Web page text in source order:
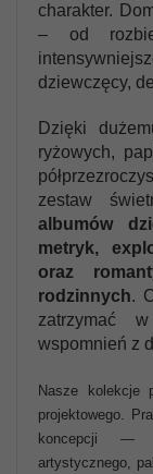
charakter.
– od
dziewczęcy,
Dzięki
ryżowych,
zestaw
albumów
metryk,
oraz
rodzinnych.
zatrzymać
wspomnień z
Nasze kolekcje
projektowego.
koncepcji —
artystycznego,